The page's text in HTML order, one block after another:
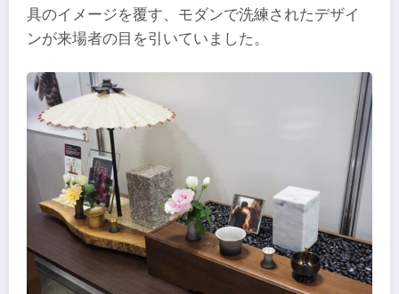
具のイメージを覆す、モダンで洗練されたデザイ
ンが来場者の目を引いていました。